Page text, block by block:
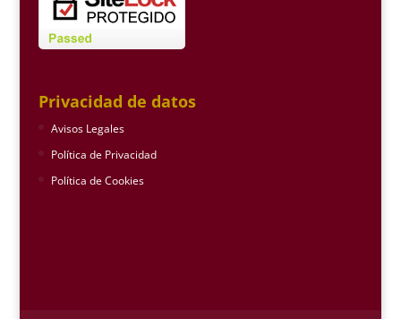
Privacidad de datos
Avisos Legales
Política de Privacidad
Política de Cookies